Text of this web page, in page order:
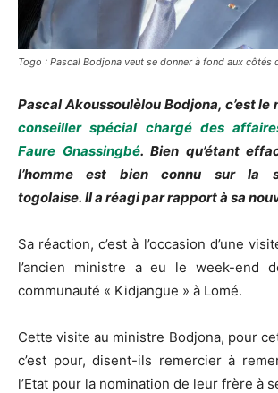
Togo : Pascal Bodjona veut se donner à fond aux côtés
PascalAkoussoulèlou Bodjona, c’est
conseiller spécial chargé des
Faure Gnassingbé. Bien qu’étant
l’homme est bien connu sur la
togolaise. Il a réagi par rapport à sa
Sa réaction, c’est à l’occasion d’une
l’ancien ministre a eu le week-end
communauté « Kidjangue » à Lomé.
Cette visite au ministre Bodjona, pour
c’est pour, disent-ils remercier à
l’Etat pour la nomination de leur frère à